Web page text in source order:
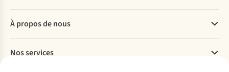
Commander
Payer
Livraison
À propos de nous
Explore More
Nos services